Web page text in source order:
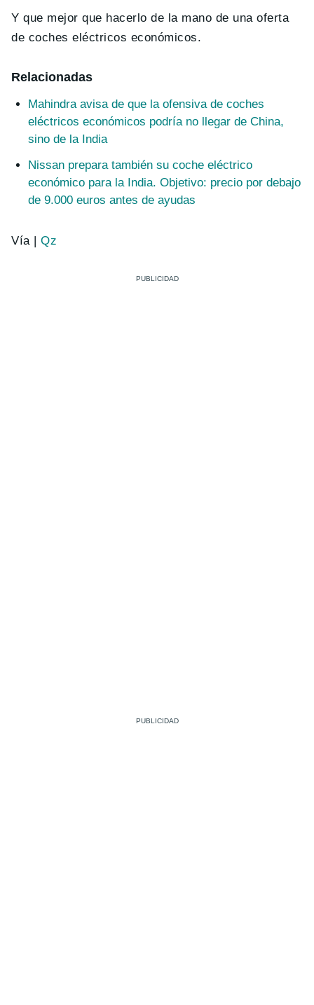
Y que mejor que hacerlo de la mano de una oferta
de coches eléctricos económicos.
Relacionadas
Mahindra avisa de que la ofensiva de coches
eléctricos económicos podría no llegar de China,
sino de la India
Nissan prepara también su coche eléctrico
económico para la India. Objetivo: precio por debajo
de 9.000 euros antes de ayudas
Vía |Qz